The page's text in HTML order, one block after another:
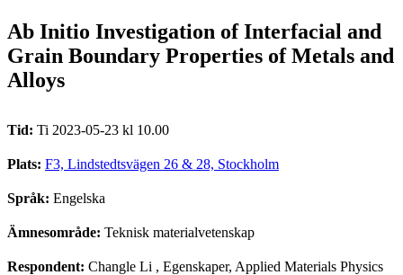
Ab Initio Investigation of Interfacial and
Grain Boundary Properties of Metals and
Alloys
Tid: Ti 2023-05-23 kl 10.00
Plats: F3, Lindstedtsvägen 26 & 28, Stockholm
Språk: Engelska
Ämnesområde: Teknisk materialvetenskap
Respondent: Changle Li , Egenskaper, Applied Materials Physics